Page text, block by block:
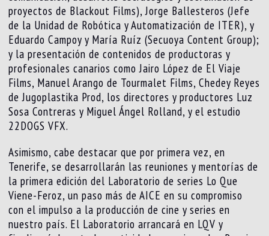
proyectos de Blackout Films), Jorge Ballesteros (Jefe
de la Unidad de Robótica y Automatización de ITER), y
Eduardo Campoy y María Ruíz (Secuoya Content Group);
y la presentación de contenidos de productoras y
profesionales canarios como Jairo López de El Viaje
Films, Manuel Arango de Tourmalet Films, Chedey Reyes
de Jugoplastika Prod, los directores y productores Luz
Sosa Contreras y Miguel Ángel Rolland, y el estudio
22DOGS VFX.
Asimismo, cabe destacar que por primera vez, en
Tenerife, se desarrollarán las reuniones y mentorías de
la primera edición del Laboratorio de series Lo Que
Viene-Feroz, un paso más de AICE en su compromiso
con el impulso a la producción de cine y series en
nuestro país. El Laboratorio arrancará en LQV y